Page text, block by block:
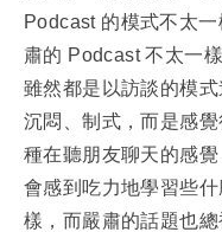
Podcast 的模式不太
肅的 Podcast 不太一
雖然都是以訪談的模
沉悶、制式，而是感
種在聽朋友聊天的感
會感到吃力地學習些
樣，而嚴肅的話題也